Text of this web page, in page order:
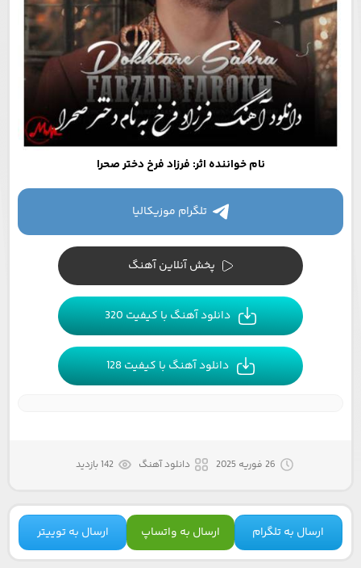
نام خواننده اثر: فرزاد فرخ دختر صحرا
تلگرام موزیکالیا
پخش آنلاین آهنگ
دانلود آهنگ با کیفیت 320
دانلود آهنگ با کیفیت 128
26 فوریه 2025 دانلود آهنگ 142 بازدید
ارسال به تلگرام ارسال به واتساپ ارسال به توییتر